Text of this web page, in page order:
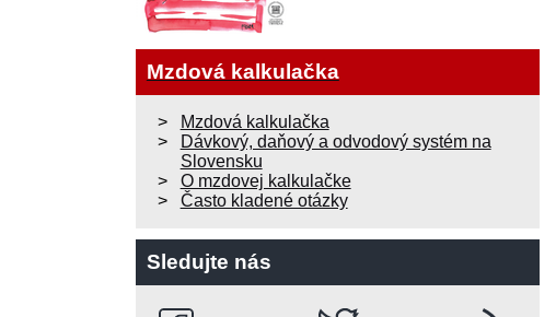
Mzdová kalkulačka
Mzdová kalkulačka
Dávkový, daňový a odvodový systém na
Slovensku
O mzdovej kalkulačke
Často kladené otázky
Sledujte nás